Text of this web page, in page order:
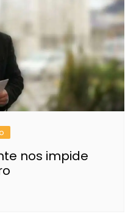
nos impide